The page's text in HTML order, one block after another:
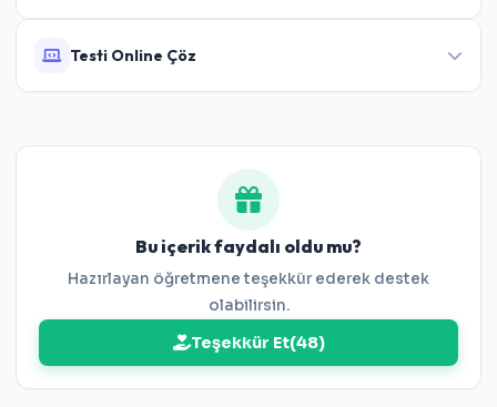
C 19-B 20-D
8.Sınıf Cebirsel İfadeler Çalışma Kağıdı
Testi Online Çöz
üzerinden etkileşimli olarak çözebilirsiniz.
8.Sınıf Cebirsel İfadeler Online Test
Bu içerik faydalı oldu mu?
Hazırlayan öğretmene teşekkür ederek destek
olabilirsin.
Teşekkür Et(48)